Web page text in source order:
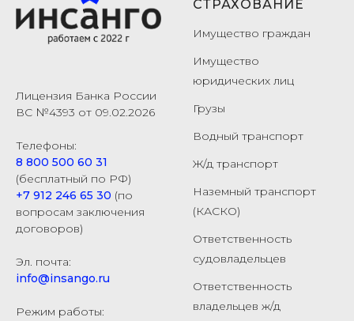
Лицензия Банка России
ВС №4393 от 09.02.2026
Телефоны:
8 800 500 60 31
(бесплатный по РФ)
+7 912 246 65 30 (по
вопросам заключения
договоров)
Эл. почта:
info@insango.ru
Режим работы:
СТРАХОВАНИЕ
Имущество граждан
Имущество
юридических лиц
Грузы
Водный транспорт
Ж/д транспорт
Наземный транспорт
(КАСКО)
Ответственность
судовладельцев
Ответственность
владельцев ж/д